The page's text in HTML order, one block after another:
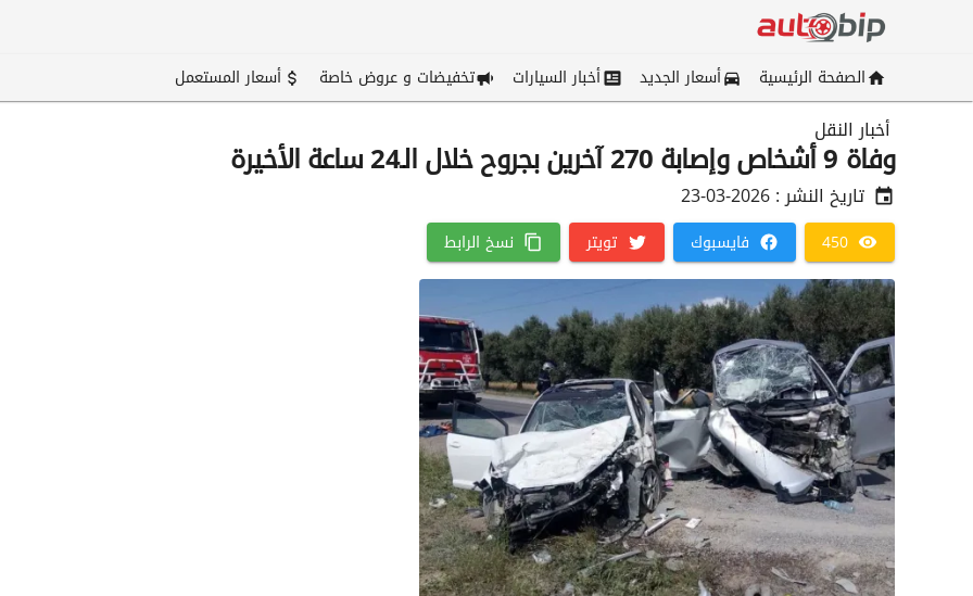
الصفحة الرئيسية
أسعار الجديد أخبار السيارات تخفيضات و عروض خاصة أسعار المستعمل
أخبار النقل
وفاة 9 أشخاص وإصابة 270 آخرين بجروح خلال الـ24 ساعة الأخيرة
تاريخ النشر :2026-03-23
450 فايسبوك تويتر نسخ الرابط